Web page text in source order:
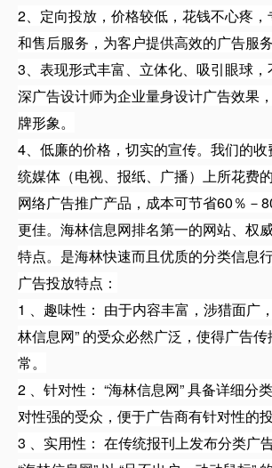
2、定向投放，价格较低，花钱不心疼
和售后服务，为客户提供高效的广告服务
3、表现形式丰富、立体化、吸引眼球
深广告设计师为企业量身设计广告效果
牌形象。
4、低廉的价格，切实的宣传。我们的
统媒体（电视、报纸、广播）上所花费
网络广告推广产品，成本可节省60％－
更佳。海林信息网排名第一的网站、权
特点。是海林快速而且优质的分类信息
广告投放特点：
1 、趣味性： 由于内容丰富，涉猎面广
林信息网” 的受众必然广泛，使得广告
常。
2 、针对性： “海林信息网” 具备详细分
对性强的受众，便于广告商有针对性的投
3 、实用性： 在传统报刊上发布分类广